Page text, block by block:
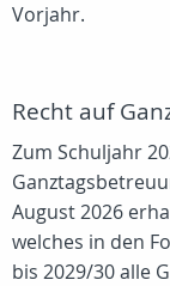
Vorjahr.
Recht auf
Zum Schuljahr
August 2026
welches in den
bis 2029/30 alle